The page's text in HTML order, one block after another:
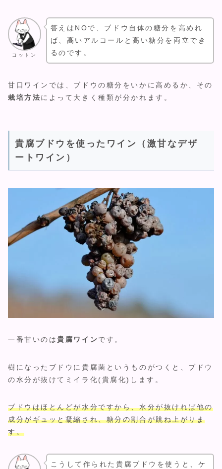
コットン
答えはNOで、ブドウ自体の糖分を高めれ
ば、高いアルコールと高い糖分を両立でき
るのです。
甘口ワインでは、ブドウの糖分をいかに高めるか、その
栽培方法によって大きく種類が分かれます。
貴腐ブドウを使ったワイン（激甘なデザ
ートワイン）
一番甘いのは貴腐ワインです。
樹になったブドウに貴腐菌というものがつくと、ブドウ
の水分が抜けてミイラ化(貴腐化)します。
ブドウはほとんどが水分ですから、水分が抜ければ他の
成分がギュッと凝縮され、糖分の割合が跳ね上がりま
す。
こうして作られた貴腐ブドウを使うと、ケ